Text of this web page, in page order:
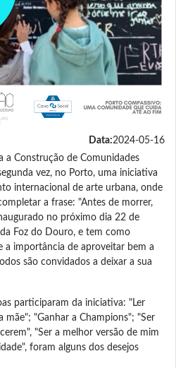
Data:2024-05-16
a Construção de Comunidades
vez, no Porto, uma iniciativa
internacional de arte urbana, onde
a frase: "Antes de morrer,
no próximo dia 22 de
Foz do Douro, e tem como
importância de aproveitar bem a
são convidados a deixar a sua
participaram da iniciativa: "Ler
mãe"; "Ganhar a Champions"; "Ser
"Ser a melhor versão de mim
foram alguns dos desejos